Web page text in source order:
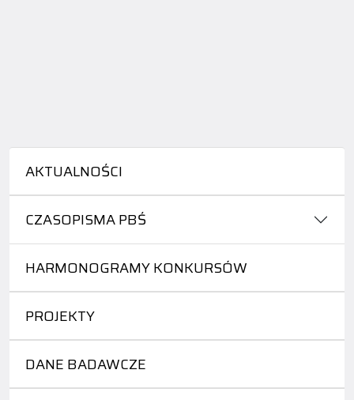
AKTUALNOŚCI
CZASOPISMA PBŚ
HARMONOGRAMY KONKURSÓW
PROJEKTY
DANE BADAWCZE